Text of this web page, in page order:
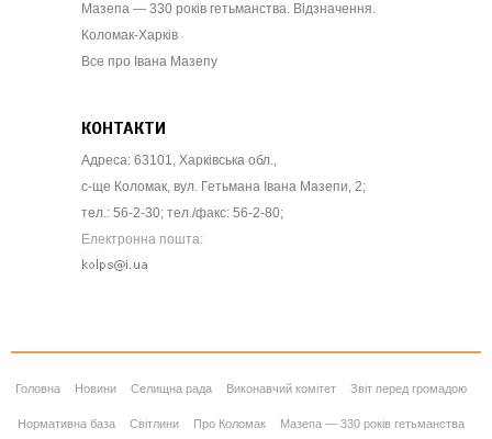
Мазепа — 330 років гетьманства. Відзначення.
Коломак-Харків
Все про Івана Мазепу
КОНТАКТИ
Адреса: 63101, Харківська обл.,
с-ще Коломак, вул. Гетьмана Івана Мазепи, 2;
тел.: 56-2-30; тел./факс: 56-2-80;
Електронна пошта:
Головна Новини Селищна рада Виконавчий комітет Звіт перед громадою
Нормативна база Світлини Про Коломак Мазепа — 330 років гетьманства